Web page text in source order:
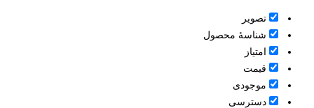
تصویر
شناسۀ محصول
امتیاز
قيمت
موجودی
دسترسی